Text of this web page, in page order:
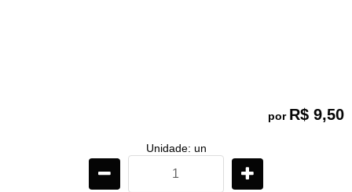
por R$ 9,50
Unidade: un